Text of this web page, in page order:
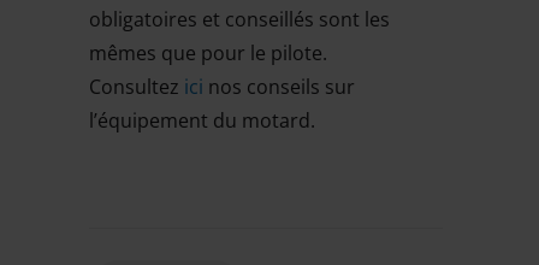
obligatoires et conseillés sont les
mêmes que pour le pilote.
Consultez ici nos conseils sur
l’équipement du motard.